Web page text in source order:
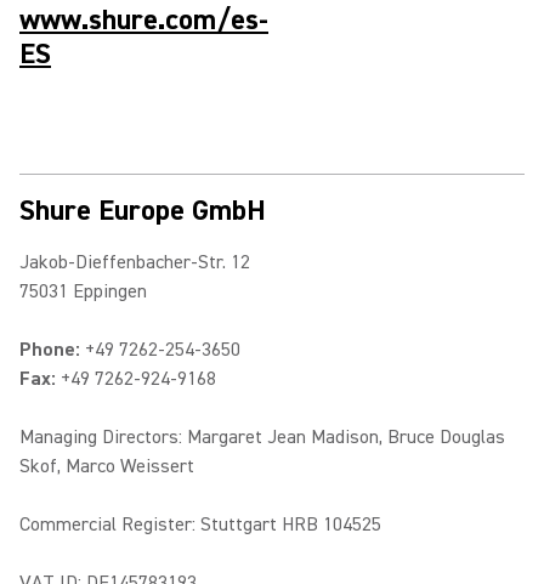
www.shure.com/es-
ES
Shure Europe GmbH
Jakob-Dieffenbacher-Str. 12
75031 Eppingen
Phone: +49 7262-254-3650
Fax: +49 7262-924-9168
Managing Directors: Margaret Jean Madison, Bruce Douglas
Skof, Marco Weissert
Commercial Register: Stuttgart HRB 104525